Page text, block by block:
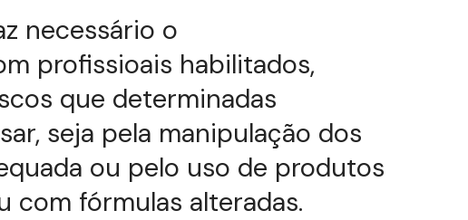
necessário o
profissioais habilitados,
que determinadas
seja pela manipulação dos
ou pelo uso de produtos
com fórmulas alteradas.